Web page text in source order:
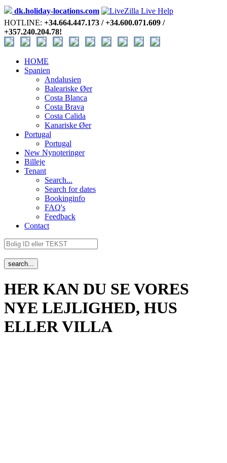
dk.holiday-locations.com
HOTLINE: +34.664.447.173 / +34.600.071.609 /
+357.240.204.78!
HOME
Spanien
Andalusien
Baleariske Øer
Costa Blanca
Costa Brava
Costa Calida
Kanariske Øer
Portugal
Portugal
New Nynoteringer
Billeje
Tenant
Search...
Search for dates
Bookinginfo
FAQ's
Feedback
Contact
HER KAN DU SE VORES
NYE LEJLIGHED, HUS
ELLER VILLA